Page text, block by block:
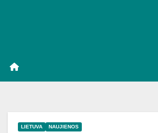
LIETUVA NAUJIENOS